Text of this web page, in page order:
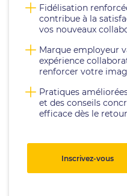
Fidélisation
contribue à la
vos nouveaux
Marque employeur
expérience
renforcer votre
Pratiques
et des conseils
efficace dès le
Inscrivez-vous